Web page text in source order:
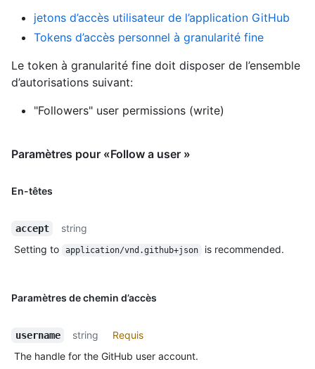
jetons d’accès utilisateur de l’application GitHub
Tokens d’accès personnel à granularité fine
Le token à granularité fine doit disposer de l’ensemble
d’autorisations suivant:
"Followers" user permissions (write)
Paramètres pour «Follow a user »
En-têtes
accept
string
Setting to
application/vnd.github+json is recommended.
Paramètres de chemin d’accès
username string
Requis
The handle for the GitHub user account.